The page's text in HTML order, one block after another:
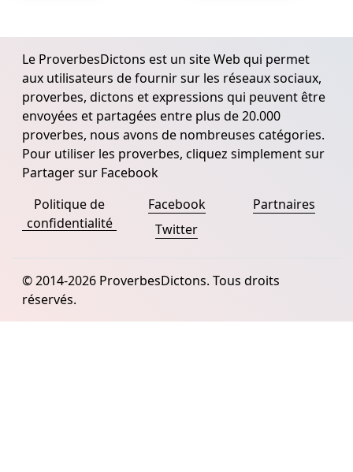
Le ProverbesDictons est un site Web qui permet
aux utilisateurs de fournir sur les réseaux sociaux,
proverbes, dictons et expressions qui peuvent être
envoyées et partagées entre plus de 20.000
proverbes, nous avons de nombreuses catégories.
Pour utiliser les proverbes, cliquez simplement sur
Partager sur Facebook
Politique de
confidentialité
Facebook
Twitter
Partnaires
© 2014-2026 ProverbesDictons. Tous droits
réservés.